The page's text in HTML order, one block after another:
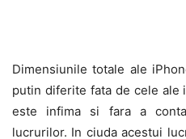
Dimensiunile totale ale
putin diferite fata de cele ale
este infima si fara a
lucrurilor. In ciuda acestui